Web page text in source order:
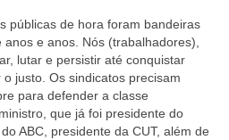
públicas de hora foram bandeiras
e anos. Nós (trabalhadores),
lutar e persistir até conquistar
justo. Os sindicatos precisam
para defender a classe
que já foi presidente do
ABC, presidente da CUT, além de